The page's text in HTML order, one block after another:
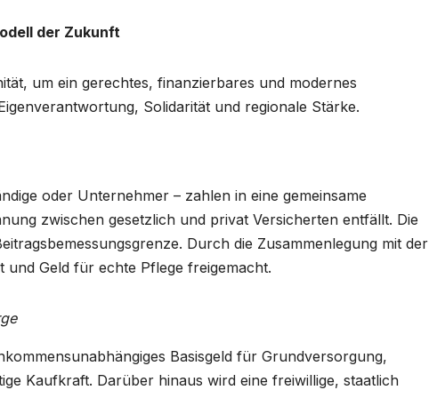
der Zukunft
um ein gerechtes, finanzierbares und modernes
Solidarität und regionale Stärke.
oder Unternehmer – zahlen in eine gemeinsame
zwischen gesetzlich und privat Versicherten entfällt. Die
Durch die Zusammenlegung mit der
Geld für echte Pflege freigemacht.
Basisgeld für Grundversorgung,
Kaufkraft. Darüber hinaus wird eine freiwillige, staatlich